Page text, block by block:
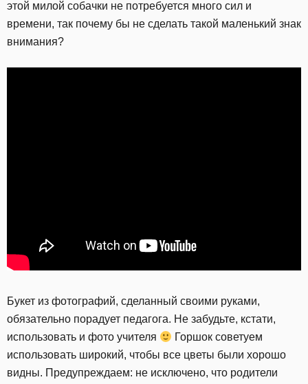
этой милой собачки не потребуется много сил и
времени, так почему бы не сделать такой маленький знак
внимания?
Букет из фотографий, сделанный своими руками,
обязательно порадует педагога. Не забудьте, кстати,
использовать и фото учителя
Горшок советуем
использовать широкий, чтобы все цветы были хорошо
видны. Предупреждаем: не исключено, что родители